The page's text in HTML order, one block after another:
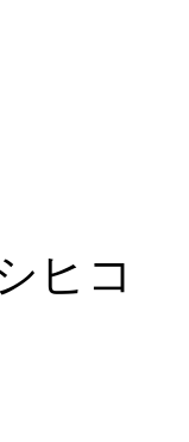
ヒコ